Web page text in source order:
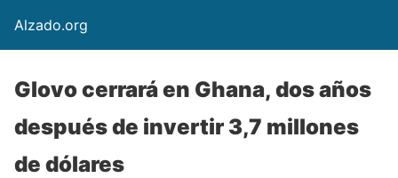
Alzado.org
Glovo cerrará en Ghana, dos años
después de invertir 3,7 millones
de dólares